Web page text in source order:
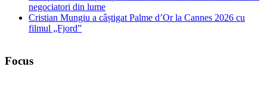
negociatori din lume
Cristian Mungiu a câștigat Palme d’Or la Cannes 2026 cu
filmul „Fjord”
Focus